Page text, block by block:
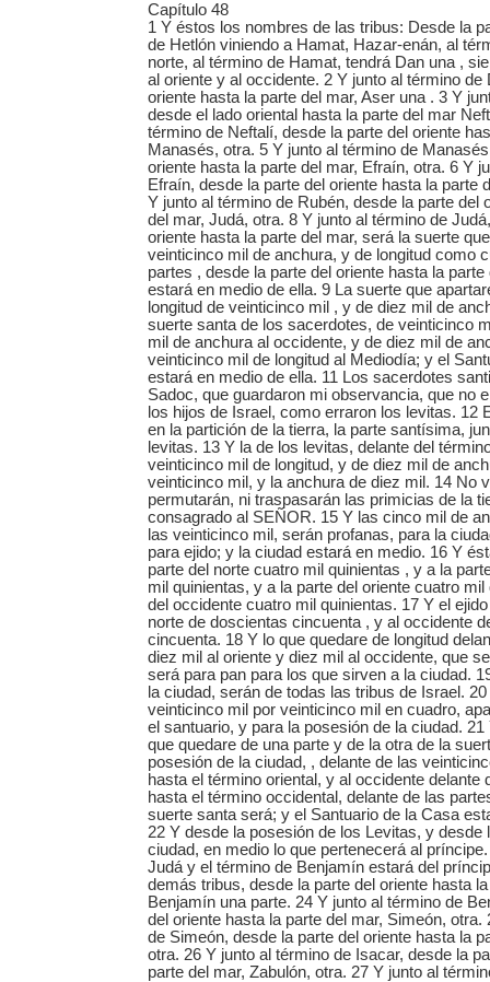
Capítulo 48
1 Y éstos los nombres de las tribus: Desde la
de Hetlón viniendo a Hamat, Hazar-enán, al
norte, al término de Hamat, tendrá Dan una ,
al oriente y al occidente. 2 Y junto al término de
oriente hasta la parte del mar, Aser una . 3 Y
desde el lado oriental hasta la parte del mar
término de Neftalí, desde la parte del oriente
Manasés, otra. 5 Y junto al término de
oriente hasta la parte del mar, Efraín, otra. 6 Y
Efraín, desde la parte del oriente hasta la parte
Y junto al término de Rubén, desde la parte del
del mar, Judá, otra. 8 Y junto al término de
oriente hasta la parte del mar, será la suerte
veinticinco mil de anchura, y de longitud como
partes , desde la parte del oriente hasta la
estará en medio de ella. 9 La suerte que
longitud de veinticinco mil , y de diez mil de
suerte santa de los sacerdotes, de veinticinco
mil de anchura al occidente, y de diez mil de
veinticinco mil de longitud al Mediodía; y el
estará en medio de ella. 11 Los sacerdotes
Sadoc, que guardaron mi observancia, que no
los hijos de Israel, como erraron los levitas. 12
en la partición de la tierra, la parte santísima,
levitas. 13 Y la de los levitas, delante del
veinticinco mil de longitud, y de diez mil de
veinticinco mil, y la anchura de diez mil. 14 No
permutarán, ni traspasarán las primicias de la
consagrado al SEÑOR. 15 Y las cinco mil de
las veinticinco mil, serán profanas, para la
para ejido; y la ciudad estará en medio. 16 Y
parte del norte cuatro mil quinientas , y a la
mil quinientas, y a la parte del oriente cuatro
del occidente cuatro mil quinientas. 17 Y el
norte de doscientas cincuenta , y al occidente
cincuenta. 18 Y lo que quedare de longitud
diez mil al oriente y diez mil al occidente, que
será para pan para los que sirven a la ciudad.
la ciudad, serán de todas las tribus de Israel.
veinticinco mil por veinticinco mil en cuadro,
el santuario, y para la posesión de la ciudad.
que quedare de una parte y de la otra de la
posesión de la ciudad, , delante de las
hasta el término oriental, y al occidente delante
hasta el término occidental, delante de las
suerte santa será; y el Santuario de la Casa
22 Y desde la posesión de los Levitas, y desde
ciudad, en medio lo que pertenecerá al
Judá y el término de Benjamín estará del
demás tribus, desde la parte del oriente hasta
Benjamín una parte. 24 Y junto al término de
del oriente hasta la parte del mar, Simeón, otra.
de Simeón, desde la parte del oriente hasta la
otra. 26 Y junto al término de Isacar, desde la
parte del mar, Zabulón, otra. 27 Y junto al